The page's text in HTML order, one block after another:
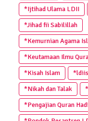
*Ijtihad Ulama LDII
*Jihad fii Sabilillah
*Kemurnian Agama
*Keutamaan Ilmu
*Kisah Islam
*Nikah dan Talak
*Pengajian Quran